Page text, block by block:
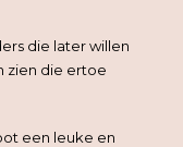
die later willen
zien die ertoe
een leuke en